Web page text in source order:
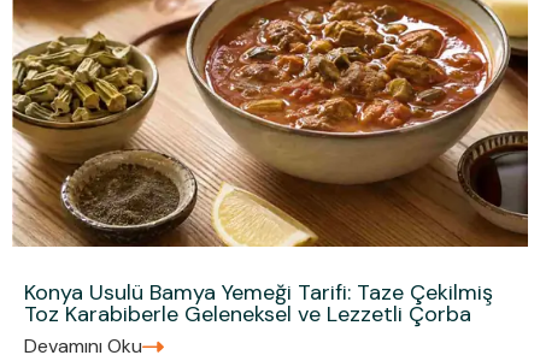
Konya Usulü Bamya Yemeği Tarifi: Taze Çekilmiş
Toz Karabiberle Geleneksel ve Lezzetli Çorba
Devamını Oku